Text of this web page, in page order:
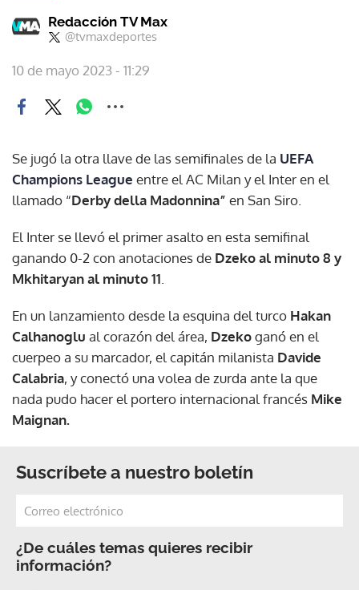
Redacción TV Max
@tvmaxdeportes
10 de mayo 2023 - 11:29
Se jugó la otra llave de las semifinales de la UEFA
Champions League entre el AC Milan y el Inter en el
llamado “Derby della Madonnina” en San Siro.
El Inter se llevó el primer asalto en esta semifinal
ganando 0-2 con anotaciones de Dzeko al minuto 8 y
Mkhitaryan al minuto 11
En un lanzamiento desde la esquina del turco Hakan
Calhanoglu al corazón del área, Dzekoganó en el
cuerpeo a su marcador, el capitán milanista Davide
Calabria, y conectó una volea de zurda ante la que
nada pudo hacer el portero internacional francés Mike
Maignan.
Suscríbete a nuestro boletín
¿De cuáles temas quieres recibir
información?